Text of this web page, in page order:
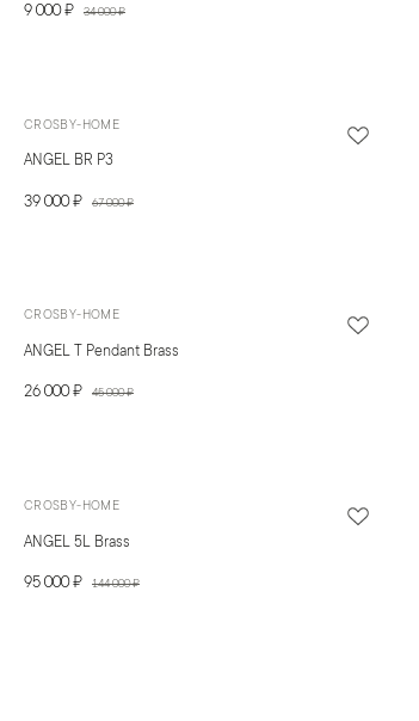
9 000 ₽ 34 000 ₽
CROSBY-HOME
ANGEL BR P3
39 000 ₽ 67 000 ₽
CROSBY-HOME
ANGEL T Pendant Brass
26 000 ₽ 45 000 ₽
CROSBY-HOME
ANGEL 5L Brass
95 000 ₽ 144 000 ₽